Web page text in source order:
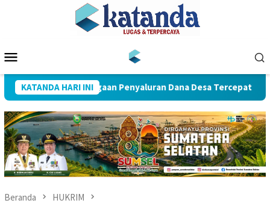
Mobile
KATANDA HARI INI
Raih Penghargaan Penyaluran Dana Desa Tercepat
Beranda HUKRIM